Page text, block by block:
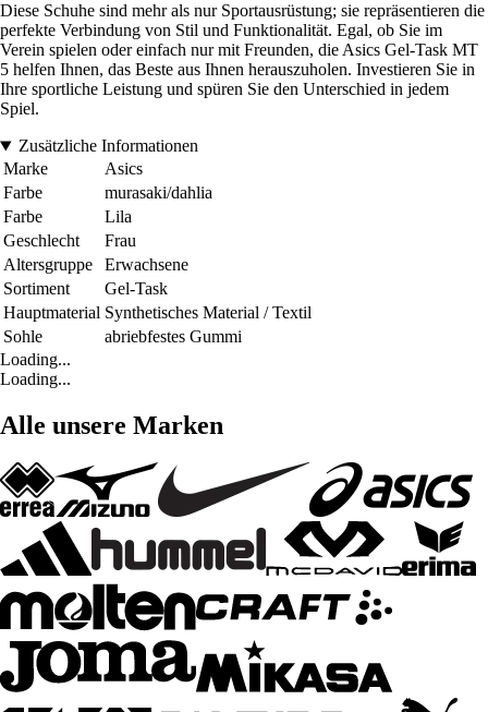
Diese Schuhe sind mehr als nur Sportausrüstung; sie repräsentieren die
perfekte Verbindung von Stil und Funktionalität. Egal, ob Sie im
Verein spielen oder einfach nur mit Freunden, die Asics Gel-Task MT
5 helfen Ihnen, das Beste aus Ihnen herauszuholen. Investieren Sie in
Ihre sportliche Leistung und spüren Sie den Unterschied in jedem
Spiel.
Zusätzliche Informationen
Marke
Asics
Farbe
murasaki/dahlia
Farbe
Lila
Geschlecht
Frau
Altersgruppe
Erwachsene
Sortiment
Gel-Task
Hauptmaterial Synthetisches Material / Textil
Sohle
abriebfestes Gummi
Loading...
Loading...
Alle unsere Marken